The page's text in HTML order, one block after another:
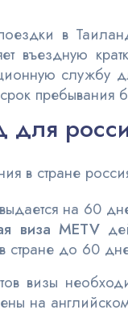
в
въездную
службу
пребывания
для
в стране
на 60
виза METV
стране до 60
визы
на